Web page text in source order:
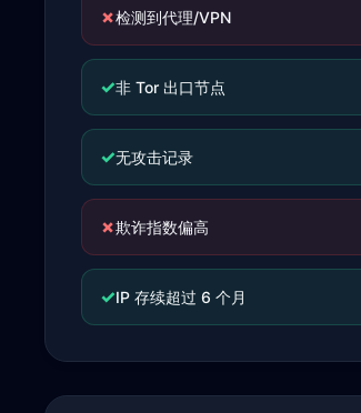
✗检测到代理/VPN
✓非 Tor 出口节点
✓无攻击记录
✗欺诈指数偏高
✓IP 存续超过 6 个月